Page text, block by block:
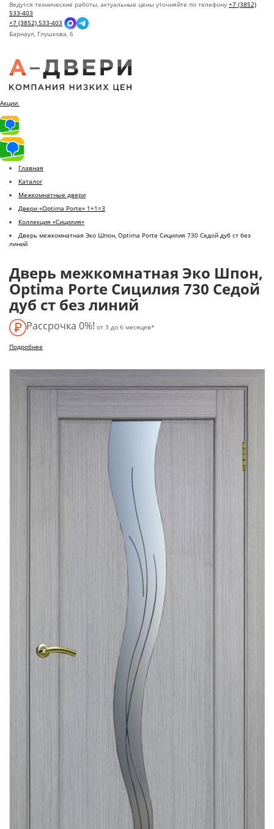
Ведутся технические работы, актуальные цены уточняйте по телефону +7 (3852)
533-403
+7 (3852) 533-403
Барнаул, Глушкова, 6
Акции
Главная
Каталог
Межкомнатные двери
Двери «Optima Porte» 1+1=3
Коллекция «Сицилия»
Дверь межкомнатная Эко Шпон, Optima Porte Сицилия 730 Седой дуб ст без
линий
Дверь межкомнатная Эко Шпон,
Optima Porte Сицилия 730 Седой
дуб ст без линий
Рассрочка 0%! от 3 до 6 месяцев*
Подробнее